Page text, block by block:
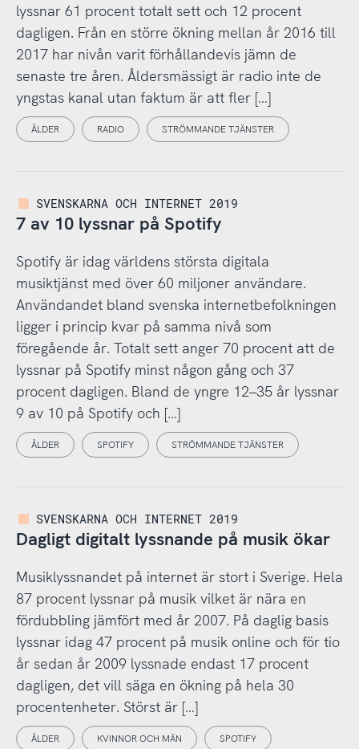
lyssnar 61 procent totalt sett och 12 procent
dagligen. Från en större ökning mellan år 2016 till
2017 har nivån varit förhållandevis jämn de
senaste tre åren. Åldersmässigt är radio inte de
yngstas kanal utan faktum är att fler […]
ÅLDER RADIO STRÖMMANDE TJÄNSTER
SVENSKARNA OCH INTERNET 2019
7 av 10 lyssnar på Spotify
Spotify är idag världens största digitala
musiktjänst med över 60 miljoner användare.
Användandet bland svenska internetbefolkningen
ligger i princip kvar på samma nivå som
föregående år. Totalt sett anger 70 procent att de
lyssnar på Spotify minst någon gång och 37
procent dagligen. Bland de yngre 12–35 år lyssnar
9 av 10 på Spotify och […]
ÅLDER SPOTIFY STRÖMMANDE TJÄNSTER
SVENSKARNA OCH INTERNET 2019
Dagligt digitalt lyssnande på musik ökar
Musiklyssnandet på internet är stort i Sverige. Hela
87 procent lyssnar på musik vilket är nära en
fördubbling jämfört med år 2007. På daglig basis
lyssnar idag 47 procent på musik online och för tio
år sedan år 2009 lyssnade endast 17 procent
dagligen, det vill säga en ökning på hela 30
procentenheter. Störst är […]
ÅLDER KVINNOR OCH MÄN SPOTIFY